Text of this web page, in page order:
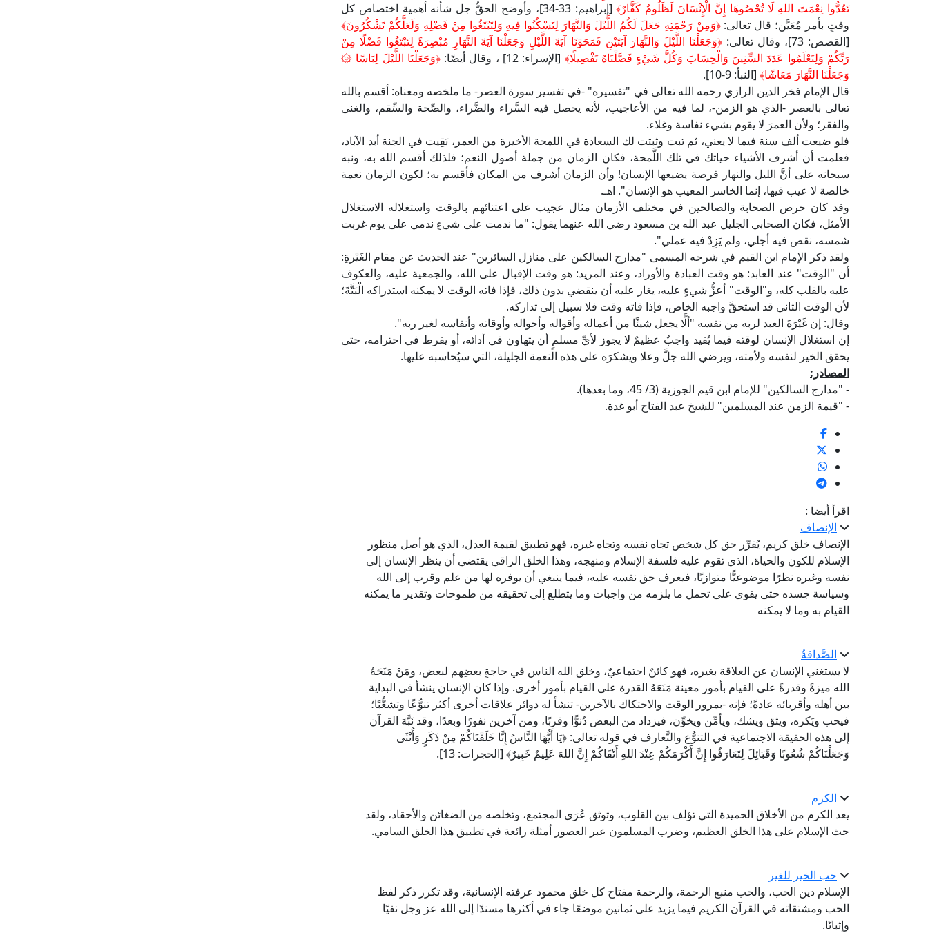
تَعُدُّوا نِعْمَتَ اللهِ لَا تُحْصُوهَا إِنَّ الْإِنْسَانَ لَظَلُومٌ كَفَّارٌ﴾
[إبراهيم: 33-34]، وأوضح الحقُّ جل شأنه أهمية اختصاص كل
وقتٍ بأمر مُعَيَّن؛ قال تعالى:﴿وَمِنْ رَحْمَتِهِ جَعَلَ لَكُمُ اللَّيْلَ وَالنَّهَارَ لِتَسْكُنُوا فِيهِ وَلِتَبْتَغُوا مِنْ فَضْلِهِ وَلَعَلَّكُمْ تَشْكُرُونَ﴾
[القصص: 73]، وقال تعالى:
﴿وَجَعَلْنَا اللَّيْلَ وَالنَّهَارَ آيَتَيْنِ فَمَحَوْنَا آيَةَ اللَّيْلِ وَجَعَلْنَا آيَةَ النَّهَارِ مُبْصِرَةً لِتَبْتَغُوا فَضْلًا مِنْ
رَبِّكُمْ وَلِتَعْلَمُوا عَدَدَ السِّنِينَ وَالْحِسَابَ وَكُلَّ شَيْءٍ فَصَّلْنَاهُ تَفْصِيلًا﴾ [الإسراء: 12] ، وقال أيضًا:
﴿وَجَعَلْنَا اللَّيْلَ لِبَاسًا ۞
وَجَعَلْنَا النَّهَارَ مَعَاشًا﴾ [النبأ: 9-10].
قال الإمام فخر الدين الرازي رحمه الله تعالى في "تفسيره" -في تفسير سورة العصر- ما ملخصه ومعناه: أقسم بالله
تعالى بالعصر -الذي هو الزمن-، لما فيه من الأعاجيب، لأنه يحصل فيه السَّراء والضَّراء، والصِّحة والسِّقم، والغنى
والفقر؛ ولأن العمرَ لا يقوم بشيء نفاسة وغلاء.
فلو ضيعت ألف سنة فيما لا يعني، ثم تبت وثبتت لك السعادة في اللمحة الأخيرة من العمر، بَقِيت في الجنة أبد الآباد،
فعلمت أن أشرف الأشياء حياتك في تلك اللَّمحة، فكان الزمان من جملة أصول النعم؛ فلذلك أقسم الله به، ونبه
سبحانه على أنَّ الليل والنهار فرصة يضيعها الإنسان! وأن الزمان أشرف من المكان فأقسم به؛ لكون الزمان نعمة
خالصة لا عيب فيها، إنما الخاسر المعيب هو الإنسان". اهـ.
وقد كان حرص الصحابة والصالحين في مختلف الأزمان مثال عجيب على اعتنائهم بالوقت واستغلاله الاستغلال
الأمثل، فكان الصحابي الجليل عبد الله بن مسعود رضي الله عنهما يقول: "ما ندمت على شيءٍ ندمي على يوم غربت
شمسه، نقص فيه أجلي، ولم يَزِدْ فيه عملي".
ولقد ذكر الإمام ابن القيم في شرحه المسمى "مدارج السالكين على منازل السائرين" عند الحديث عن مقام الغَيْرةِ:
أن "الوقت" عند العابد: هو وقت العبادة والأوراد، وعند المريد: هو وقت الإقبال على الله، والجمعية عليه، والعكوف
عليه بالقلب كله، و"الوقت" أعزُّ شيءٍ عليه، يغار عليه أن ينقضي بدون ذلك، فإذا فاته الوقت لا يمكنه استدراكه الْبَتَّةَ؛
لأن الوقت الثاني قد استحقَّ واجبه الخاص، فإذا فاته وقت فلا سبيل إلى تداركه.
وقال: إن غَيْرَةَ العبد لربه من نفسه "ألَّا يجعل شيئًا من أعماله وأقواله وأحواله وأوقاته وأنفاسه لغير ربه".
إن استغلال الإنسان لوقته فيما يُفيد واجبٌ عظيمٌ لا يجوز لأيِّ مسلمٍ أن يتهاون في أدائه، أو يفرط في احترامه، حتى
يحقق الخير لنفسه ولأمته، ويرضي الله جلَّ وعلا ويشكرَه على هذه النعمة الجليلة، التي سيُحاسبه عليها.
المصادر:
- "مدارج السالكين" للإمام ابن قيم الجوزية (3/ 45، وما بعدها).
- "قيمة الزمن عند المسلمين" للشيخ عبد الفتاح أبو غدة.
اقرأ أيضا :
الإنصاف
الإنصاف خلق كريم، يُقرِّر حق كل شخص تجاه نفسه وتجاه غيره، فهو تطبيق لقيمة العدل، الذي هو أصل منظور
الإسلام للكون والحياة، الذي تقوم عليه فلسفة الإسلام ومنهجه، وهذا الخلق الراقي يقتضي أن ينظر الإنسان إلى
نفسه وغيره نظرًا موضوعيًّا متوازنًا، فيعرف حق نفسه عليه، فيما ينبغي أن يوفره لها من علم وقرب إلى الله
وسياسة جسده حتى يقوى على تحمل ما يلزمه من واجبات وما يتطلع إلى تحقيقه من طموحات وتقدير ما يمكنه
القيام به وما لا يمكنه
الصَّداقةُ
لا يستغني الإنسان عن العلاقة بغيره، فهو كائنٌ اجتماعيٌ، وخلق الله الناس في حاجةٍ بعضِهم لبعض، ومَنْ مَنَحَهُ
الله ميزةً وقدرةً على القيام بأمور معينة مَنَعَهُ القدرة على القيام بأمور أخرى. وإذا كان الإنسان ينشأ في البداية
بين أهله وأقربائه عادةً؛ فإنه -بمرور الوقت والاحتكاك بالآخرين- تنشأ له دوائر علاقات أخرى أكثر تنوُّعًا وتشعُّبًا؛
فيحب ويَكره، ويثق ويشك، ويأمِّن ويخوِّن، فيزداد من البعض دُنوًّا وقربًا، ومن آخرين نفورًا وبعدًا، وقد نَبَّهَ القرآن
إلى هذه الحقيقة الاجتماعية في التنوُّع والتَّعارف في قوله تعالى: ﴿يَا أَيُّهَا النَّاسُ إِنَّا خَلَقْنَاكُمْ مِنْ ذَكَرٍ وَأُنْثَى
وَجَعَلْنَاكُمْ شُعُوبًا وَقَبَائِلَ لِتَعَارَفُوا إِنَّ أَكْرَمَكُمْ عِنْدَ اللهِ أَتْقَاكُمْ إِنَّ اللهَ عَلِيمٌ خَبِيرٌ﴾ [الحجرات: 13].
الكرم
يعد الكرم من الأخلاق الحميدة التي تؤلف بين القلوب، وتوثق عُرَى المجتمع، وتخلصه من الضغائن والأحقاد، ولقد
حث الإسلام على هذا الخلق العظيم، وضرب المسلمون عبر العصور أمثلة رائعة في تطبيق هذا الخلق السامي.
حب الخير للغير
الإسلام دين الحب، والحب منبع الرحمة، والرحمة مفتاح كل خلق محمود عرفته الإنسانية، وقد تكرر ذكر لفظ
الحب ومشتقاته في القرآن الكريم فيما يزيد على ثمانين موضعًا جاء في أكثرها مسندًا إلى الله عز وجل نفيًا
وإثباتًا.